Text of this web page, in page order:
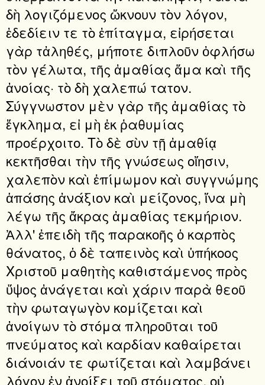
δὴ λογιζόμενος ὤκνουν τὸν λόγον,
ἐδεδίειν τε τὸ ἐπίταγμα, εἰρήσεται
γὰρ τἀληθές, μήποτε διπλοῦν ὀφλήσω
τὸν γέλωτα, τῆς ἀμαθίας ἅμα καὶ τῆς
ἀνοίας· τὸ δὴ χαλεπώ τατον.
Σύγγνωστον μὲν γὰρ τῆς ἀμαθίας τὸ
ἔγκλημα, εἰ μὴ ἐκ ῥαθυμίας
προέρχοιτο. Τὸ δὲ σὺν τῇ ἀμαθίᾳ
κεκτῆσθαι τὴν τῆς γνώσεως οἴησιν,
χαλεπὸν καὶ ἐπίμωμον καὶ συγγνώμης
ἁπάσης ἀνάξιον καὶ μείζονος, ἵνα μὴ
λέγω τῆς ἄκρας ἀμαθίας τεκμήριον.
Ἀλλ' ἐπειδὴ τῆς παρακοῆς ὁ καρπὸς
θάνατος, ὁ δὲ ταπεινὸς καὶ ὑπήκοος
Χριστοῦ μαθητὴς καθιστάμενος πρὸς
ὕψος ἀνάγεται καὶ χάριν παρὰ θεοῦ
τὴν φωταγωγὸν κομίζεται καὶ
ἀνοίγων τὸ στόμα πληροῦται τοῦ
πνεύματος καὶ καρδίαν καθαίρεται
διάνοιάν τε φωτίζεται καὶ λαμβάνει
λόγον ἐν ἀνοίξει τοῦ στόματος, οὐ